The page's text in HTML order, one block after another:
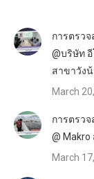
การตรว
@บริษัท
สาขาวัง
March
การตรว
@
March